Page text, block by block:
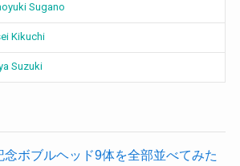
Sugano
Kikuchi
Suzuki
念ボブルヘッド9体を全部並べてみた